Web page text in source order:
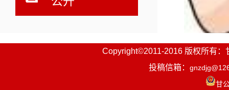
Copyright©2011-2016 版权所有：
投稿信箱：
甘